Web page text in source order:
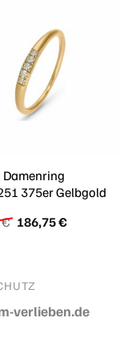
375er Gelbgold
€ Ursprünglicher
Preis
186,75€Aktueller
verlieben.de